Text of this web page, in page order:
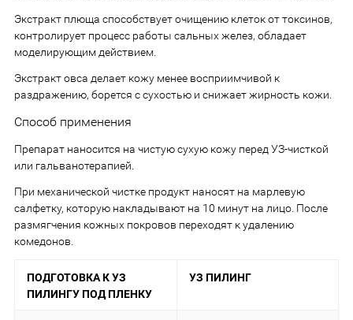
Экстракт плюща способствует очищению клеток от токсинов,
контролирует процесс работы сальных желез, обладает
моделирующим действием.
Экстракт овса делает кожу менее восприимчивой к
раздражению, борется с сухостью и снижает жирность кожи.
Способ применения
Препарат наносится на чистую сухую кожу перед УЗ-чисткой
или гальванотерапией.
При механической чистке продукт наносят на марлевую
салфетку, которую накладывают на 10 минут на лицо. После
размягчения кожных покровов переходят к удалению
комедонов.
ПОДГОТОВКА К УЗ
ПИЛИНГУ ПОД ПЛЕНКУ
УЗ ПИЛИНГ